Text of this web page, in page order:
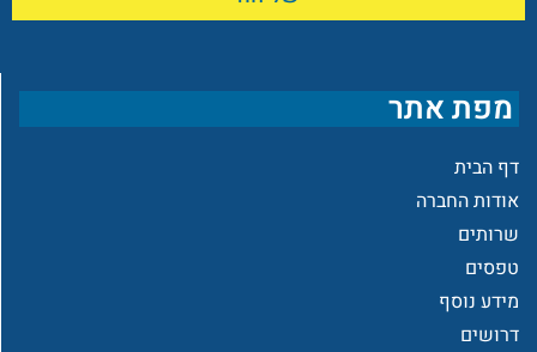
מפת אתר
דף הבית
אודות החברה
שרותים
טפסים
מידע נוסף
דרושים